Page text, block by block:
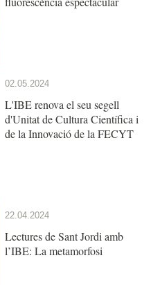
02.05.2024
L'IBE renova el seu segell
d'Unitat de Cultura Científica i
de la Innovació de la FECYT
22.04.2024
Lectures de Sant Jordi amb
l’IBE: La metamorfosi